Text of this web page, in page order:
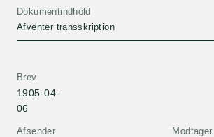
Dokumentindhold
Afventer transskription
Afsender
Brev
1905-04-
06
Modtager